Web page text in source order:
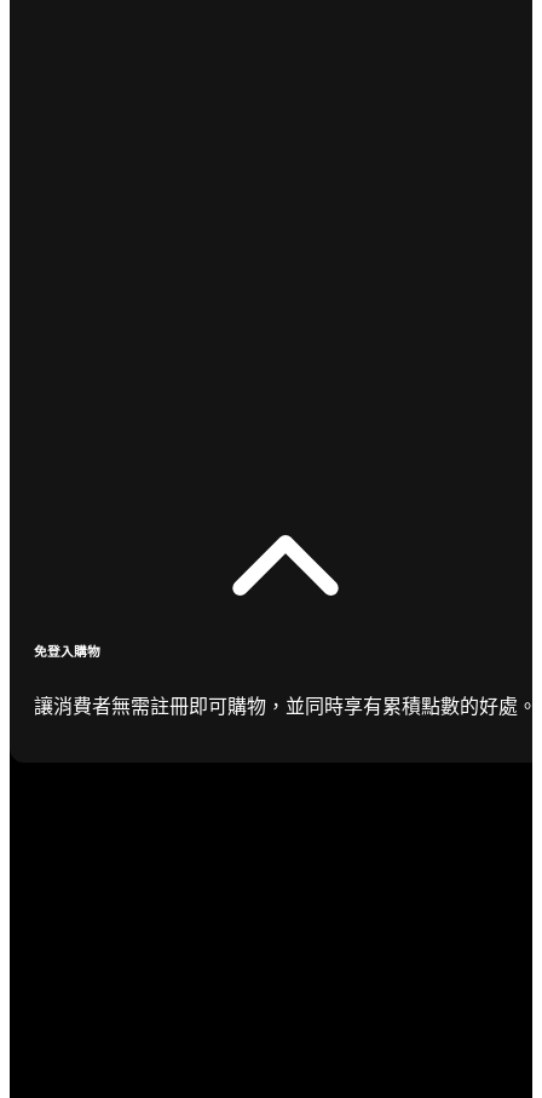
免登入購物
讓消費者無需註冊即可購物，並同時享有累積點數的好處。